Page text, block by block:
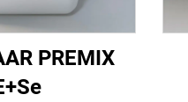
PREMIX